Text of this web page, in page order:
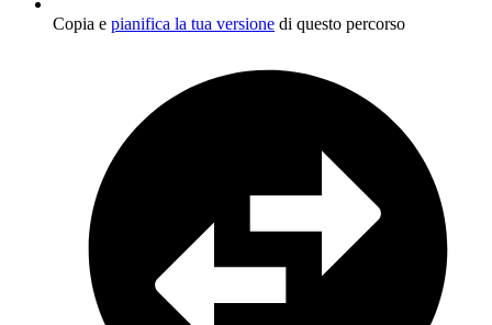
Copia e pianifica la tua versione di questo percorso